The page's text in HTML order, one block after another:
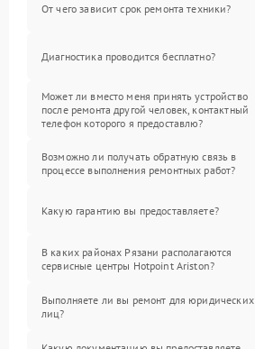
От чего зависит срок ремонта техники?
Диагностика проводится бесплатно?
Может ли вместо меня принять устройство
после ремонта другой человек, контактный
телефон которого я предоставлю?
Возможно ли получать обратную связь в
процессе выполнения ремонтных работ?
Какую гарантию вы предоставляете?
В каких районах Рязани располагаются
сервисные центры Hotpoint Ariston?
Выполняете ли вы ремонт для юридических
лиц?